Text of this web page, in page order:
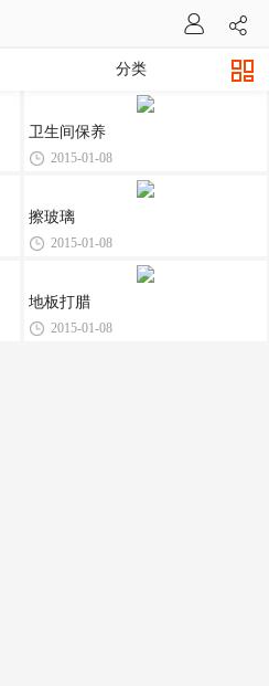
分类
卫生间保养
2015-01-08
擦玻璃
2015-01-08
地板打腊
2015-01-08